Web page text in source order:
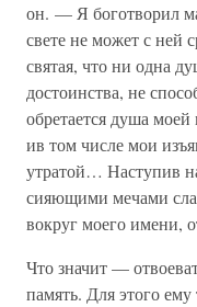
он. — Я боготворил
свете не может с ней
святая, что ни одна
достоинства, не
обретается душа
ив том числе мои
утратой… Наступив
сияющими мечами
вокруг моего имени,
Что значит —
память. Для этого